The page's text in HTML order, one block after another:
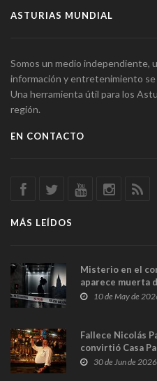
ASTURIAS MUNDIAL
Somos un medio independiente,
información y entretenimiento se
Una herramienta útil para los
región.
EN CONTACTO
MÁS LEÍDOS
Misterio en el
aparece muerta
y las cámaras
10 de May de
Fallece Nicolás
convirtió Casa
en Madrid
30 de Jun de 2026